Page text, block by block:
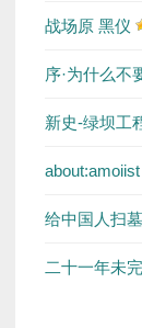
战场原 黑仪
序·为什么不
新史-绿坝工
about:amoiist
给中国人扫墓
二十一年未